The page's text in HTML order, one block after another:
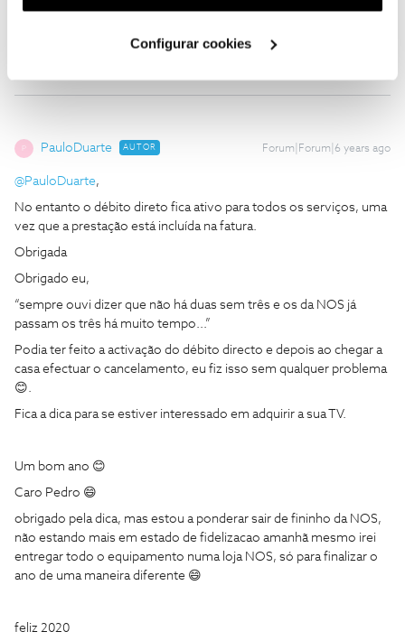
utilização dos cookies clicando em "Configurar
Configurar cookies
PauloDuarte AUTOR Forum|Forum|6 years ago
@PauloDuarte,
No entanto o débito direto fica ativo para todos os serviços, uma
vez que a prestação está incluída na fatura.
Obrigada
Obrigado eu,
“sempre ouvi dizer que não há duas sem três e os da NOS já
passam os três há muito tempo...”
Podia ter feito a activação do débito directo e depois ao chegar a
casa efectuar o cancelamento, eu fiz isso sem qualquer problema
😊.
Fica a dica para se estiver interessado em adquirir a sua TV.
Um bom ano 😊
Caro Pedro 😄
obrigado pela dica, mas estou a ponderar sair de fininho da NOS,
não estando mais em estado de fidelizacao amanhã mesmo irei
entregar todo o equipamento numa loja NOS, só para finalizar o
ano de uma maneira diferente 😄
feliz 2020